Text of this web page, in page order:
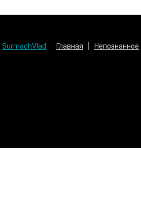
SurmachVlad Главная Непознанное